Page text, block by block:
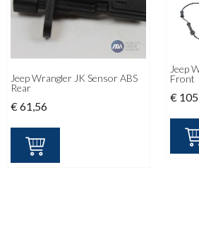
Jeep Wrangler JK Sensor ABS
Rear
€61,56
Jeep
Front
€